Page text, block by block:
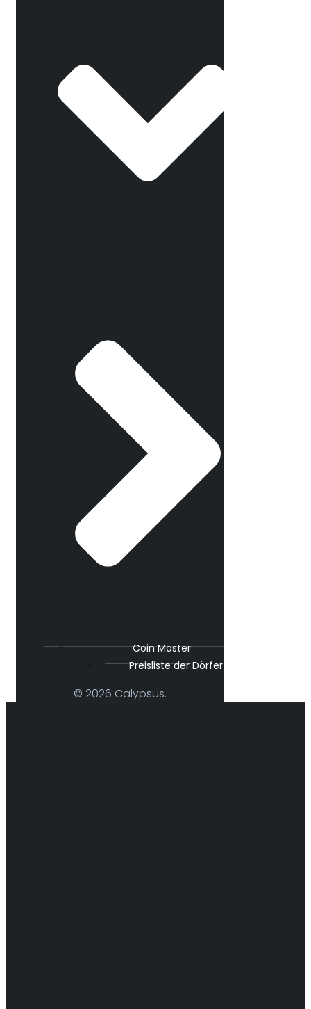
Coin Master
Preisliste der Dörfer
© 2026 Calypsus.